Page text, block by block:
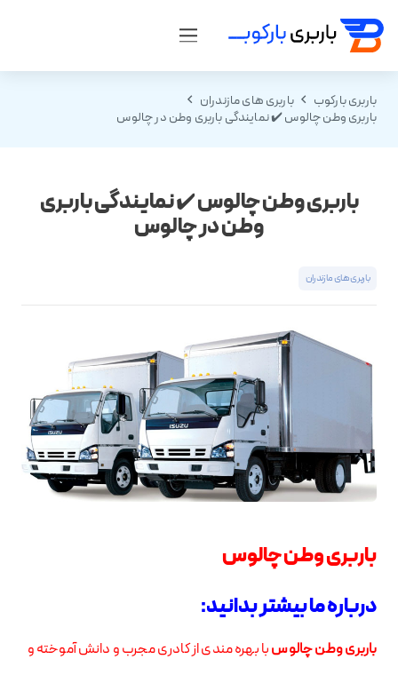
باربری بارکوب
باربری های مازندران
باربری وطن چالوس ✔️ نمایندگی باربری وطن در چالوس
باربری وطن چالوس ✔️ نمایندگی باربری
وطن در چالوس
باربری های مازندران
باربری وطن چالوس
درباره ما بیشتر بدانید:
باربری وطن چالوسبا بهره مندی از کادری مجرب و دانش آموخته و